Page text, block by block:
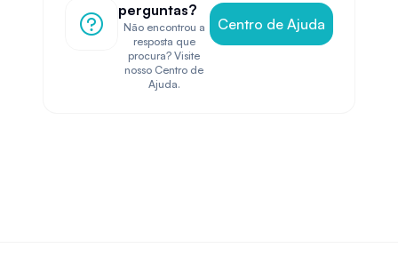
perguntas?
Não encontrou a
resposta que
procura? Visite
nosso Centro de
Ajuda.
Centro de Ajuda